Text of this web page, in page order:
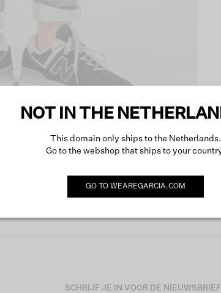
SCHRIJF JE IN VOOR DE NIEUWSBRIEF
NOT IN THE
This domain only ships to the Netherlands.
Go to the webshop that ships to your
GO TO WEAREGARCIA.COM